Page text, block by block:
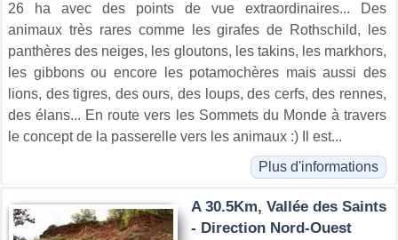
26 ha avec des points de vue extraordinaires... Des
animaux très rares comme les girafes de Rothschild, les
panthères des neiges, les gloutons, les takins, les markhors,
les gibbons ou encore les potamochères mais aussi des
lions, des tigres, des ours, des loups, des cerfs, des rennes,
des élans... En route vers les Sommets du Monde à travers
le concept de la passerelle vers les animaux :) Il est...
Plus d'informations
A 30.5Km, Vallée des Saints
- Direction Nord-Ouest